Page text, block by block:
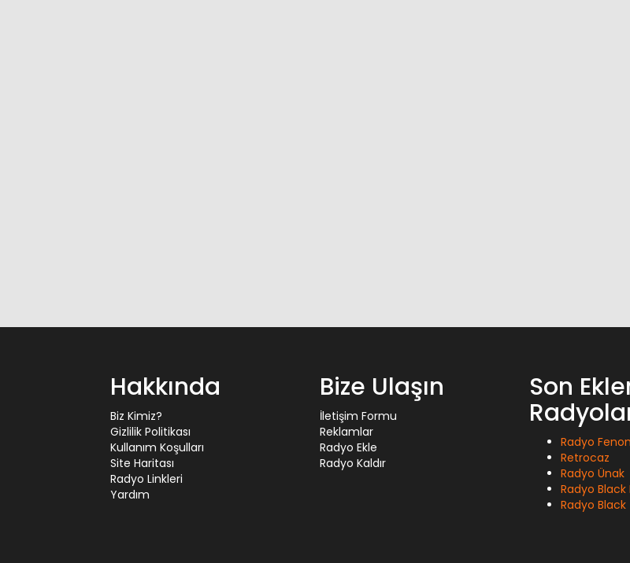
Hakkında
Biz Kimiz?
Gizlilik Politikası
Kullanım Koşulları
Site Haritası
Radyo Linkleri
Yardım
Bize Ulaşın
İletişim Formu
Reklamlar
Radyo Ekle
Radyo Kaldır
Son
Radyo
Retrocaz
Radyo Ünak
Radyo Black
Radyo Black